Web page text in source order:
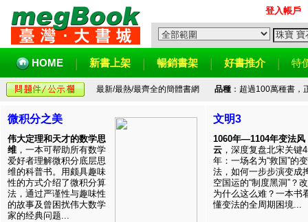
登入帳戶
HOME 新書上架 暢銷書架 好書推介 特
最新/最熱/最齊全的簡體書網 品種：超過100萬種書，
微积分之美
伟大定理和天才的数学思
维 ，一本可帮助所有数学
爱好者理解微积分底层思
维的科普书。用颇具趣味
性的方式介绍了微积分算
法，通过严谨性与趣味性
的故事及曾困扰伟大数学
家的经典问题...
文明3
1060年—1104年变法风
云 ，深度复盘北宋关键
年：一场名为“救国”的变
法，如何一步步演变成
空国运的“制度黑洞”？
为什么这么难？一本书
懂变法的全周期困境...